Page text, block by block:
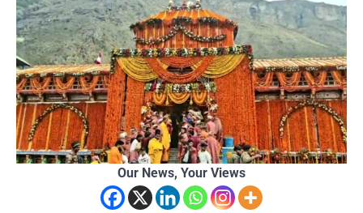
Our News, Your Views